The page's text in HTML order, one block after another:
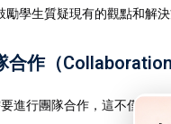
勵學生質疑現有的觀點和解
合作（
進行團隊合作，這不僅有助